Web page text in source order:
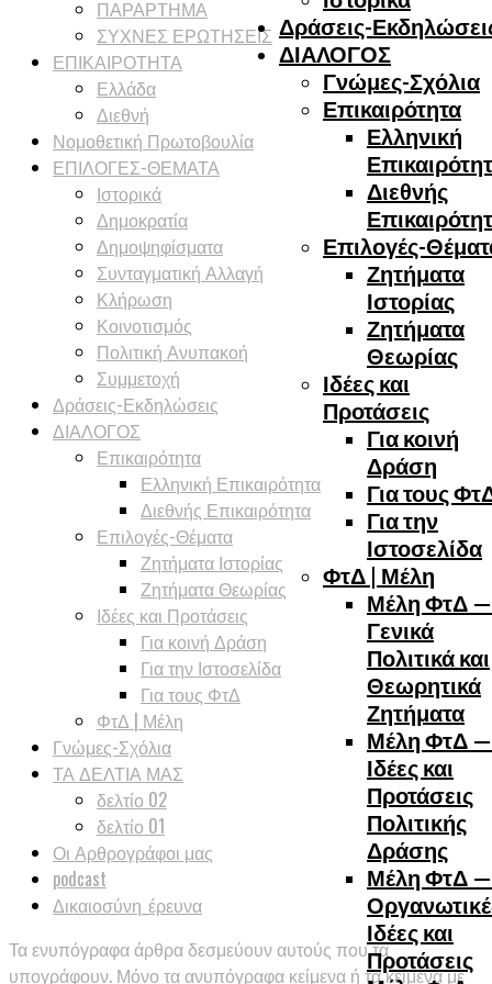
Δράσεις-
ΔΙΑΛΟΓΟΣ
Γνώμες-Σχόλια
Επικαιρότητα
Ελληνική
Διεθνής
Επιλογές-
Ζητήματα
Ιστορίας
Ζητήματα
Θεωρίας
Ιδέες και
Προτάσεις
Για κοινή
Δράση
Για τους
Για την
Ιστοσελίδα
ΦτΔ | Μέλη
Μέλη ΦτΔ —
Γενικά
Πολιτικά και
Θεωρητικά
Ζητήματα
Μέλη ΦτΔ —
Ιδέες και
Προτάσεις
Πολιτικής
Δράσης
Μέλη ΦτΔ —
Ιδέες και
Προτάσεις
ΠΑΡΑΡΤΗΜΑ
ΣΥΧΝΕΣ ΕΡΩΤΗΣΕΙΣ
ΕΠΙΚΑΙΡΟΤΗΤΑ
Ελλάδα
Διεθνή
Νομοθετική Πρωτοβουλία
ΕΠΙΛΟΓΕΣ-ΘΕΜΑΤΑ
Ιστορικά
Δημοκρατία
Δημοψηφίσματα
Συνταγματική Αλλαγή
Κλήρωση
Κοινοτισμός
Πολιτική Ανυπακοή
Συμμετοχή
Δράσεις-Εκδηλώσεις
ΔΙΑΛΟΓΟΣ
Επικαιρότητα
Ελληνική Επικαιρότητα
Διεθνής Επικαιρότητα
Επιλογές-Θέματα
Ζητήματα Ιστορίας
Ζητήματα Θεωρίας
Ιδέες και Προτάσεις
Για κοινή Δράση
Για την Ιστοσελίδα
Για τους ΦτΔ
ΦτΔ | Μέλη
Γνώμες-Σχόλια
ΤΑ ΔΕΛΤΙΑ ΜΑΣ
δελτίο 02
δελτίο 01
Οι Αρθρογράφοι μας
podcast
Δικαιοσύνη_έρευνα
Τα ενυπόγραφα άρθρα δεσμεύουν αυτούς που τα
υπογράφουν. Μόνο τα ανυπόγραφα κείμενα ή τα κείμενα με